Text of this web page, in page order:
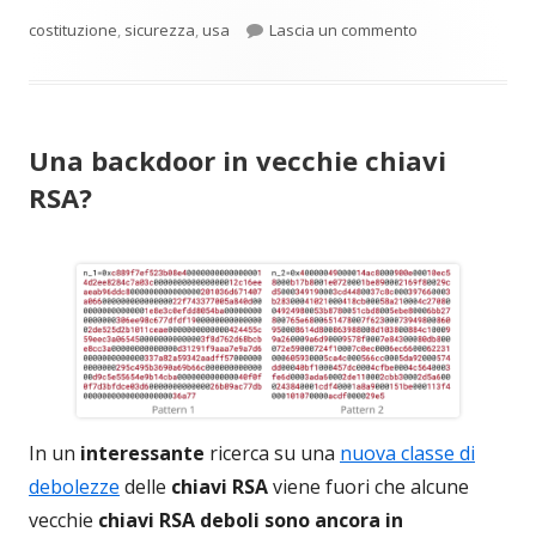
costituzione, sicurezza,usa Lascia un commento
Una backdoor in vecchie chiavi
RSA?
In un interessante ricerca su una nuova classe di
debolezze delle chiavi RSAviene fuori che alcune
vecchie chiavi RSA deboli sono ancora in